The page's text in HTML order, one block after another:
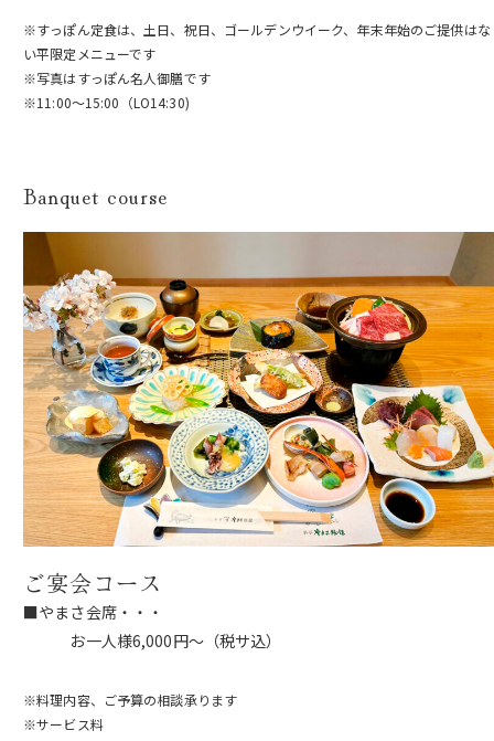
※すっぽん定食は、土日、祝日、ゴールデンウイーク、年末年始のご提供はな
い平限定メニューです
※写真はすっぽん名人御膳です
※11:00～15:00（LO14:30)
Banquet course
ご宴会コース
■やまさ会席・・・
お一人様6,000円～（税サ込）
※料理内容、ご予算の相談承ります
※サービス料